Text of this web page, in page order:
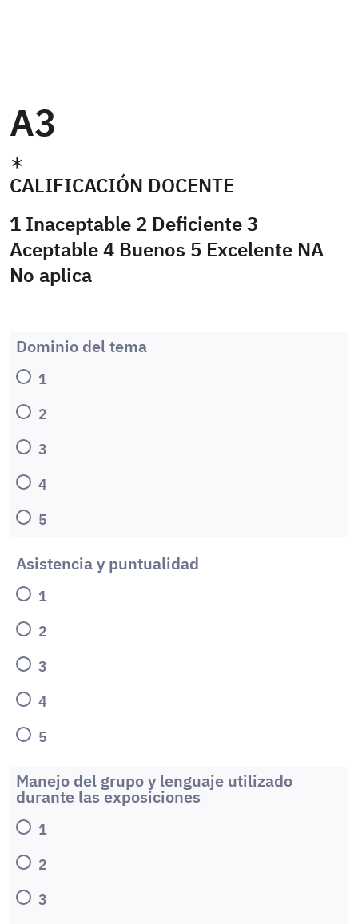
A3
CALIFICACIÓN DOCENTE
1 Inaceptable 2 Deficiente 3
Aceptable 4 Buenos 5 Excelente NA
No aplica
Dominio del tema
1
2
3
4
5
Asistencia y puntualidad
1
2
3
4
5
Manejo del grupo y lenguaje utilizado
durante las exposiciones
1
2
3